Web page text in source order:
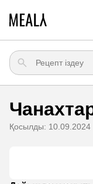
Қосылды: 10.09.2024